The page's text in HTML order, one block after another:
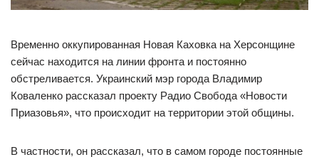
Временно оккупированная Новая Каховка на Херсонщине
сейчас находится на линии фронта и постоянно
обстреливается. Украинский мэр города Владимир
Коваленко рассказал проекту Радио Свобода «Новости
Приазовья», что происходит на территории этой общины.
В частности, он рассказал, что в самом городе постоянные